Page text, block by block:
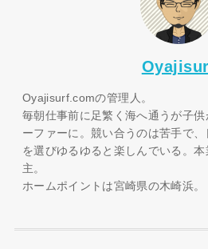
Oyajisurf.comの管理人。
毎朝仕事前に足繁く海へ通うが子
ーファーに。競い合うのは苦手で
を選びゆるゆると楽しんでいる。
主。
ホームポイントは宮崎県の木崎浜。